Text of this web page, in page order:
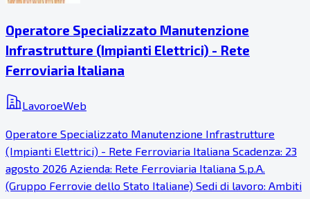
Operatore Specializzato Manutenzione
Infrastrutture (Impianti Elettrici) - Rete
Ferroviaria Italiana
LavoroeWeb
Operatore Specializzato Manutenzione Infrastrutture
(Impianti Elettrici) - Rete Ferroviaria Italiana Scadenza: 23
agosto 2026 Azienda: Rete Ferroviaria Italiana S.p.A.
(Gruppo Ferrovie dello Stato Italiane) Sedi di lavoro: Ambiti